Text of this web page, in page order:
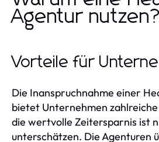
Agentur nutzen?
Vorteile für
Die Inanspruchnahme einer
bietet Unternehmen
die wertvolle Zeitersparnis ist
unterschätzen. Die Agenturen